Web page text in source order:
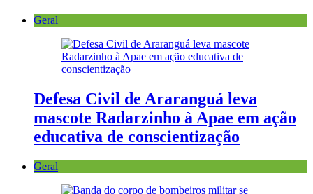
Geral
Defesa Civil de Araranguá leva
mascote Radarzinho à Apae em ação
educativa de conscientização
Geral